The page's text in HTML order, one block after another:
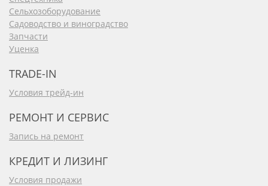
Сельхозоборудование
Садоводство и виноградство
Запчасти
Уценка
TRADE-IN
Условия трейд-ин
РЕМОНТ И СЕРВИС
Запись на ремонт
КРЕДИТ И ЛИЗИНГ
Условия продажи